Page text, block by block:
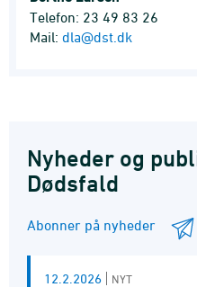
Telefon: 23 49 83 26
Mail: dla@dst.dk
Nyheder og
Dødsfald
Abonner på nyheder
12.2.2026 NYT